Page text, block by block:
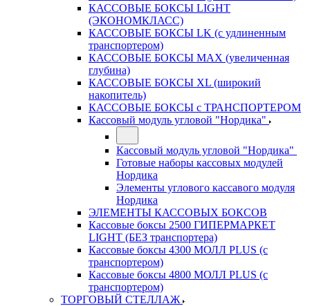
КАССОВЫЕ БОКСЫ LIGHT
(ЭКОНОМКЛАСС)
КАССОВЫЕ БОКСЫ LK (с удлиненным
транспортером)
КАССОВЫЕ БОКСЫ MAX (увеличенная
глубина)
КАССОВЫЕ БОКСЫ XL (широкий
накопитель)
КАССОВЫЕ БОКСЫ с ТРАНСПОРТЕРОМ
Кассовый модуль угловой "Нордика"
Кассовый модуль угловой "Нордика"
Готовые наборы кассовых модулей
Нордика
Элементы углового кассавого модуля
Нордика
ЭЛЕМЕНТЫ КАССОВЫХ БОКСОВ
Кассовые боксы 2500 ГИПЕРМАРКЕТ
LIGHT (БЕЗ транспортера)
Кассовые боксы 4300 МОЛЛ PLUS (с
транспортером)
Кассовые боксы 4800 МОЛЛ PLUS (с
транспортером)
ТОРГОВЫЙ СТЕЛЛАЖ